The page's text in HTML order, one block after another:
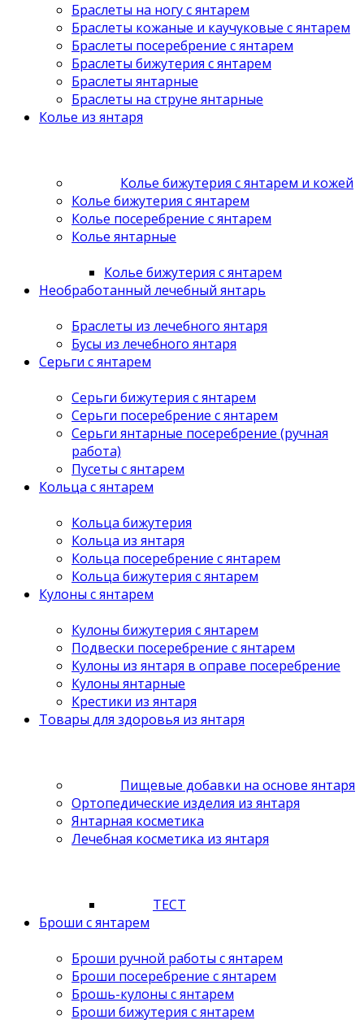
Браслеты на ногу с янтарем
Браслеты кожаные и каучуковые с янтарем
Браслеты посеребрение с янтарем
Браслеты бижутерия с янтарем
Браслеты янтарные
Браслеты на струне янтарные
Колье из янтаря
Колье бижутерия с янтарем и кожей
Колье бижутерия с янтарем
Колье посеребрение с янтарем
Колье янтарные
Колье бижутерия с янтарем
Необработанный лечебный янтарь
Браслеты из лечебного янтаря
Бусы из лечебного янтаря
Серьги с янтарем
Серьги бижутерия с янтарем
Серьги посеребрение с янтарем
Серьги янтарные посеребрение (ручная
работа)
Пусеты с янтарем
Кольца с янтарем
Кольца бижутерия
Кольца из янтаря
Кольца посеребрение с янтарем
Кольца бижутерия с янтарем
Кулоны с янтарем
Кулоны бижутерия с янтарем
Подвески посеребрение с янтарем
Кулоны из янтаря в оправе посеребрение
Кулоны янтарные
Крестики из янтаря
Товары для здоровья из янтаря
Пищевые добавки на основе янтаря
Ортопедические изделия из янтаря
Янтарная косметика
Лечебная косметика из янтаря
ТЕСТ
Броши с янтарем
Броши ручной работы с янтарем
Броши посеребрение с янтарем
Брошь-кулоны с янтарем
Броши бижутерия с янтарем